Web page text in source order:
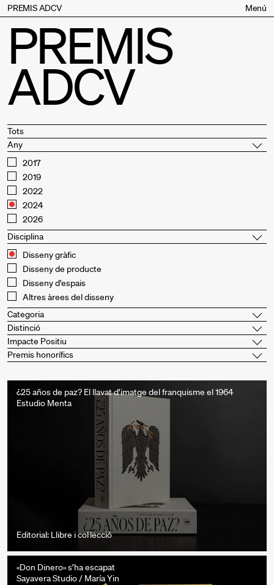
PREMIS ADCV
Bases
Jurat
Inscripció
Palmarès
Premis especials
Supporters
Contacte
Menú
PREMIS
ADCV
Tots
Any
2017
2019
2022
2024
2026
Disciplina
Disseny gràfic
Disseny de producte
Disseny d'espais
Altres àrees del disseny
Categoria
Distinció
Impacte Positiu
Premis honorífics
¿25 años de paz? El llavat d’imatge del franquisme el 1964
Estudio Menta
Editorial: Llibre i col·lecció
«Don Dinero» s’ha escapat
Sayavera Studio / María Yin